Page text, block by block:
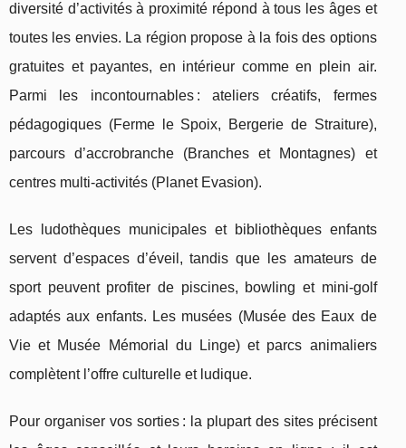
diversité d’activités à proximité répond à tous les âges et
toutes les envies. La région propose à la fois des options
gratuites et payantes, en intérieur comme en plein air.
Parmi les incontournables : ateliers créatifs, fermes
pédagogiques (Ferme le Spoix, Bergerie de Straiture),
parcours d’accrobranche (Branches et Montagnes) et
centres multi-activités (Planet Evasion).
Les ludothèques municipales et bibliothèques enfants
servent d’espaces d’éveil, tandis que les amateurs de
sport peuvent profiter de piscines, bowling et mini-golf
adaptés aux enfants. Les musées (Musée des Eaux de
Vie et Musée Mémorial du Linge) et parcs animaliers
complètent l’offre culturelle et ludique.
Pour organiser vos sorties : la plupart des sites précisent